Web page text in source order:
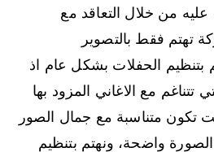
من خلال التعاقد مع
تهتم فقط بالتصوير
بتنظيم الحفلات بشكل عام اذ
تتناغم مع الاغاني المزود بها
متناسبة مع جمال الصور
واضحة، ونهتم بتنظيم